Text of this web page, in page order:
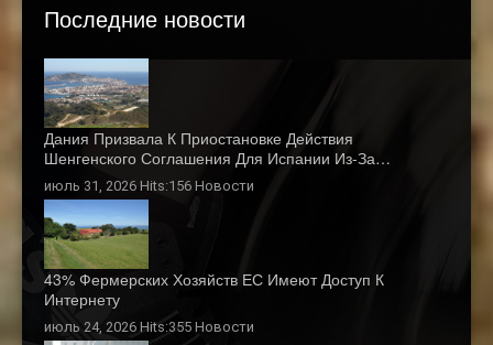
Последние новости
Дания Призвала К Приостановке Действия
Шенгенского Соглашения Для Испании Из-За…
июль 31, 2026 Hits:156 Новости
43% Фермерских Хозяйств ЕС Имеют Доступ К
Интернету
июль 24, 2026 Hits:355 Новости